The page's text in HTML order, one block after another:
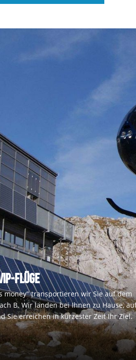
FLÜGE
money" transportieren wir Sie auf dem
B. Wir landen bei Ihnen zu Hause,
Sie erreichen in kürzester Zeit Ihr Ziel.